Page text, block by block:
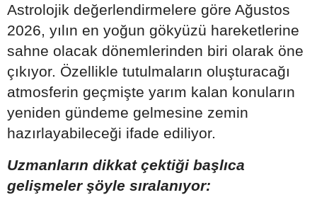
Astrolojik değerlendirmelere göre Ağustos
2026, yılın en yoğun gökyüzü hareketlerine
sahne olacak dönemlerinden biri olarak öne
çıkıyor. Özellikle tutulmaların oluşturacağı
atmosferin geçmişte yarım kalan konuların
yeniden gündeme gelmesine zemin
hazırlayabileceği ifade ediliyor.
Uzmanların dikkat çektiği başlıca
gelişmeler şöyle sıralanıyor: